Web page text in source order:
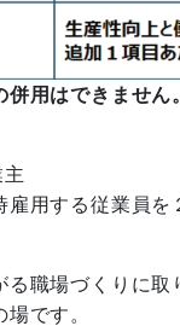
用はできません
する従業員を
場づくりに取
です。